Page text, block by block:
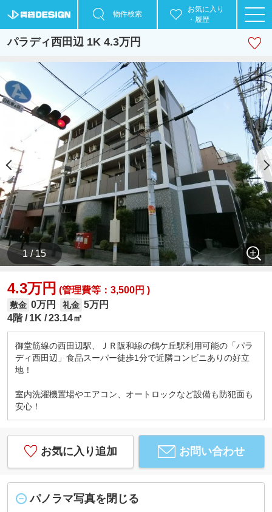
物件検索
お気に入り
・履歴
パラディ西田辺 1K 4.3万円
1 / 15
4.3万円 (管理費等：3,500円 )
敷金 0万円 礼金 5万円
4階
1K 23.14㎡
御堂筋線の西田辺駅、ＪＲ阪和線の鶴ケ丘駅利用可能の「パラ
ディ西田辺」食品スーパー徒歩1分で近隣コンビニありの好立
地！
室内洗濯機置場やエアコン、オートロックなど設備も防犯面も
安心！
お気に入り追加 お問い合わせ
パノラマ写真を閉じる